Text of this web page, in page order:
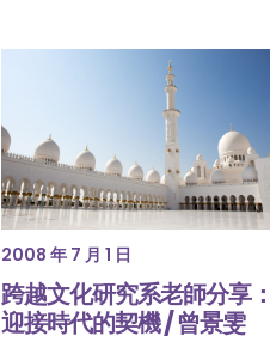
2008 年 7 月 1 日
跨越文化研究系老師分享：
迎接時代的契機 / 曾景雯